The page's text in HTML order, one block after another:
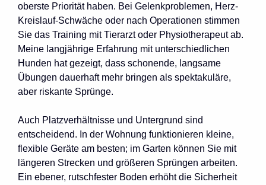
oberste Priorität haben. Bei Gelenkproblemen, Herz-
Kreislauf-Schwäche oder nach Operationen stimmen
Sie das Training mit Tierarzt oder Physiotherapeut ab.
Meine langjährige Erfahrung mit unterschiedlichen
Hunden hat gezeigt, dass schonende, langsame
Übungen dauerhaft mehr bringen als spektakuläre,
aber riskante Sprünge.
Auch Platzverhältnisse und Untergrund sind
entscheidend. In der Wohnung funktionieren kleine,
flexible Geräte am besten; im Garten können Sie mit
längeren Strecken und größeren Sprüngen arbeiten.
Ein ebener, rutschfester Boden erhöht die Sicherheit